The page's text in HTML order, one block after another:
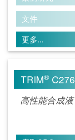
文件
更多...
TRIM® C276
高性能合成液